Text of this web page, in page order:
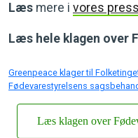
Læs mere i vores
Læs hele klagen over
Greenpeace klager til
Fødevarestyrelsens
Læs klagen over